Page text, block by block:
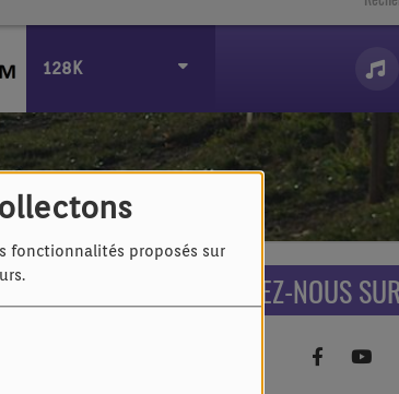
fonctionnalités proposés sur
128K
RETROUVEZ-NOUS